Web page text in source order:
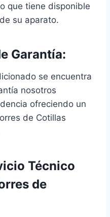
que tiene disponible
su aparato.
Garantía:
se encuentra
nosotros
ofreciendo un
de Cotillas
Técnico
de